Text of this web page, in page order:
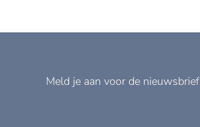
Meld je aan voor de nieuwsbrief